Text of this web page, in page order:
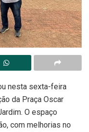
nesta sexta-feira
da Praça Oscar
O espaço
com melhorias no